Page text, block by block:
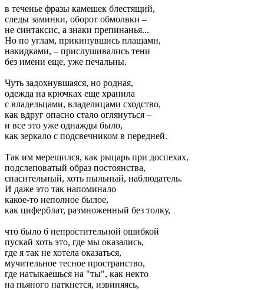
в теченье фразы камешек блестящий,
следы заминки, оборот обмолвки –
не синтаксис, а знаки препинанья...
Но по углам, прикинувшись плащами,
накидками, – прислушивались тени
без имени еще, уже печальны.
Чуть задохнувшаяся, но родная,
одежда на крючках еще хранила
с владельцами, владелицами сходство,
как вдруг опасно стало оглянуться –
и все это уже однажды было,
как зеркало с подсвечником в передней.
Так им мерещился, как рыцарь при доспехах,
подслеповатый образ постоянства,
спасительный, хоть пыльный, наблюдатель.
И даже это так напоминало
какое-то неполное былое,
как циферблат, размноженный без толку,
что было б непростительной ошибкой
пускай хоть это, где мы оказались,
где я так не хотела оказаться,
мучительное тесное пространство,
где натыкаешься на "ты", как некто
на пьяного наткнется, извиняясь,